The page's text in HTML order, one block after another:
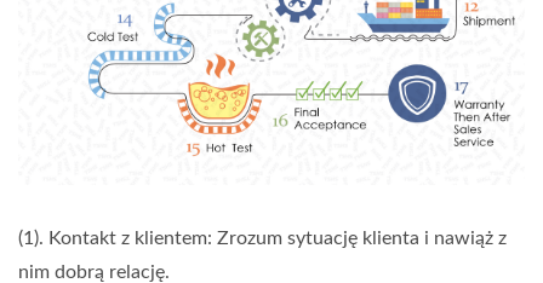
(1). Kontakt z klientem: Zrozum sytuację klienta i nawiąż z
nim dobrą relację.